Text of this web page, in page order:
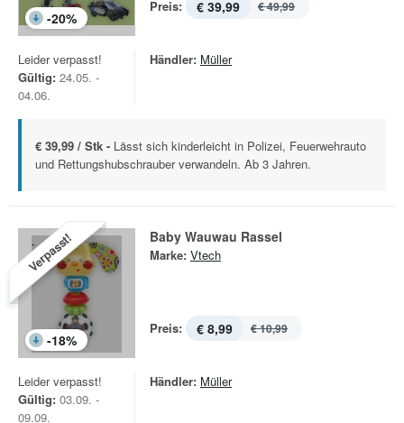
-20%
Preis: € 39,99 € 49,99
Leider verpasst!
Gültig: 24.05. -
04.06.
Händler: Müller
€ 39,99 / Stk - Lässt sich kinderleicht in Polizei, Feuerwehrauto
und Rettungshubschrauber verwandeln. Ab 3 Jahren.
Verpasst!
-18%
Baby Wauwau Rassel
Marke: Vtech
Preis: € 8,99 € 10,99
Leider verpasst!
Gültig: 03.09. -
09.09.
Händler: Müller